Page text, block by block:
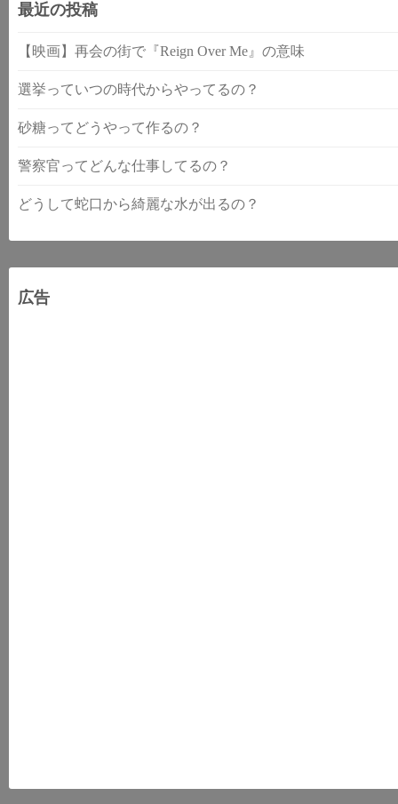
最近の投稿
【映画】再会の街で『Reign Over Me』の意味
選挙っていつの時代からやってるの？
砂糖ってどうやって作るの？
警察官ってどんな仕事してるの？
どうして蛇口から綺麗な水が出るの？
広告